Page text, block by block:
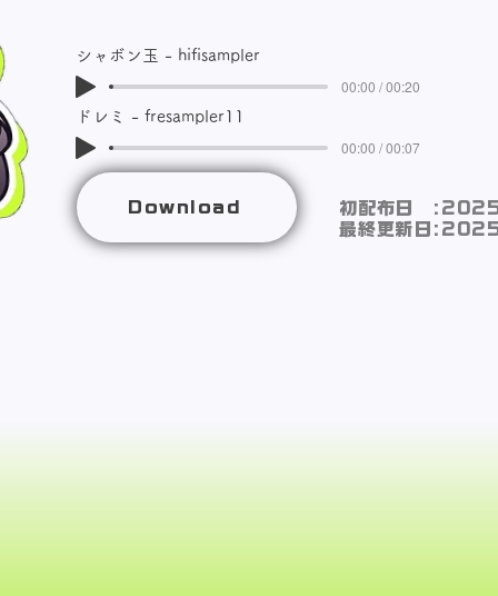
初配布日
最終更新日
ドレミ - fresampler11
00:00 / 00:07
シャボン玉 - hifisampler
00:00 / 00:20
Download